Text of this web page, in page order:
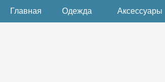
Главная Одежда Аксессуары